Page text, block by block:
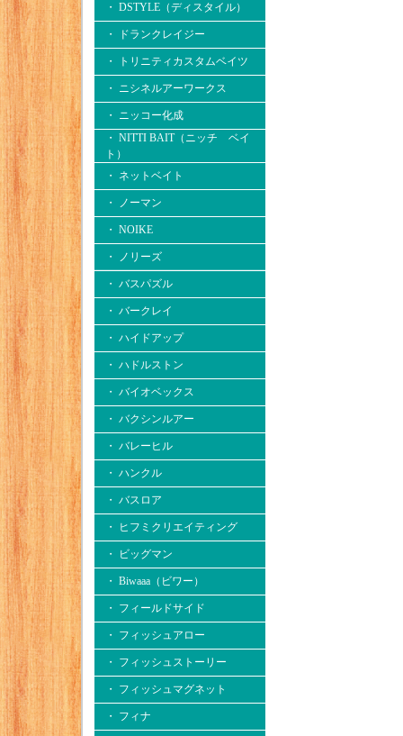
・ DSTYLE（ディスタイル）
・ ドランクレイジー
・ トリニティカスタムベイツ
・ ニシネルアーワークス
・ ニッコー化成
・ NITTI BAIT（ニッチ ベイ
ト）
・ ネットベイト
・ ノーマン
・ NOIKE
・ ノリーズ
・ バスパズル
・ バークレイ
・ ハイドアップ
・ ハドルストン
・ バイオベックス
・ バクシンルアー
・ バレーヒル
・ ハンクル
・ バスロア
・ ヒフミクリエイティング
・ ビッグマン
・ Biwaaa（ビワー）
・ フィールドサイド
・ フィッシュアロー
・ フィッシュストーリー
・ フィッシュマグネット
・ フィナ